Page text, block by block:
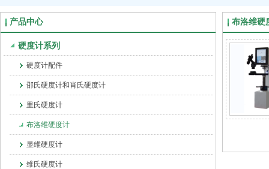
产品中心
硬度计系列
硬度计配件
邵氏硬度计和肖氏硬度计
里氏硬度计
布洛维硬度计
显维硬度计
维氏硬度计
布洛维硬